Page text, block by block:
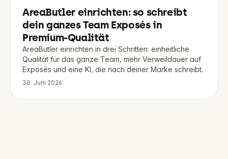
AreaButler einrichten: so schreibt
dein ganzes Team Exposés in
Premium-Qualität
AreaButler einrichten in drei Schritten: einheitliche
Qualität für das ganze Team, mehr Verweildauer auf
Exposés und eine KI, die nach deiner Marke schreibt.
30. Juni 2026